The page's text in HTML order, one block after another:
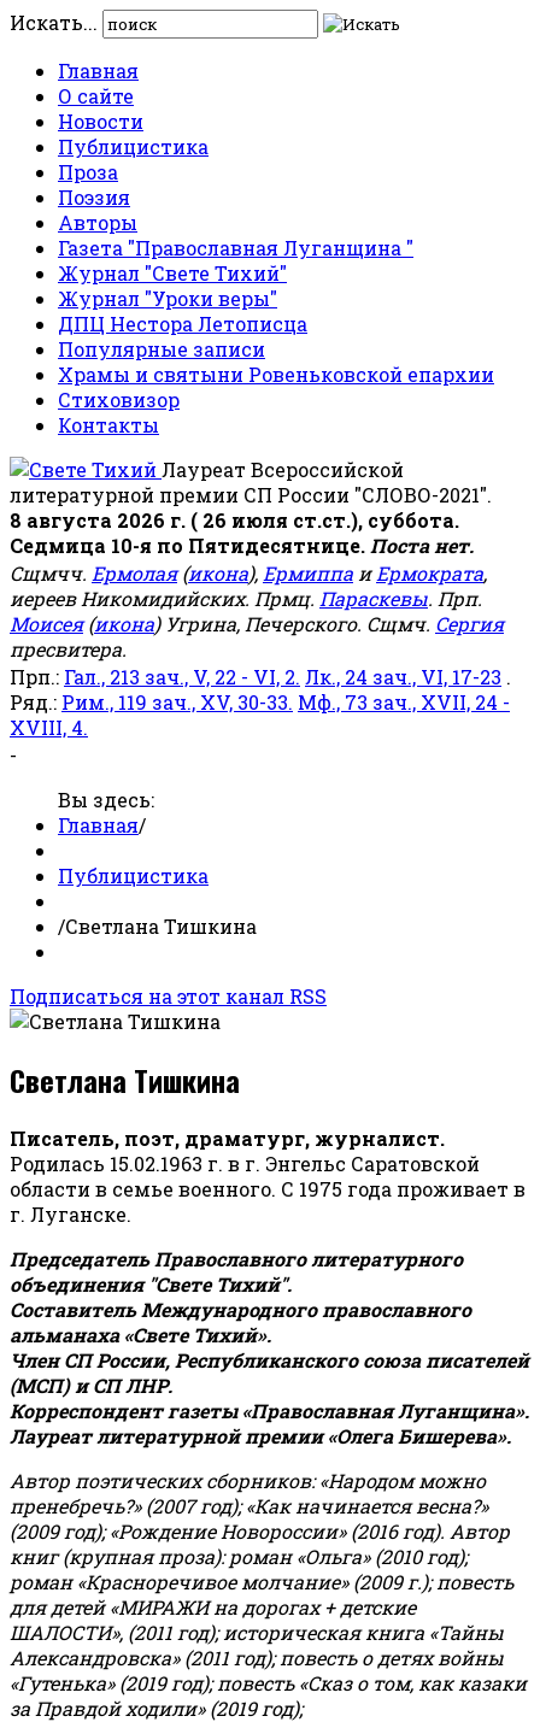
Искать...
Главная
О сайте
Новости
Публицистика
Проза
Поэзия
Авторы
Газета "Православная Луганщина "
Журнал "Свете Тихий"
Журнал "Уроки веры"
ДПЦ Нестора Летописца
Популярные записи
Храмы и святыни Ровеньковской епархии
Стиховизор
Контакты
Лауреат Всероссийской
литературной премии СП России "СЛОВО-2021".
8 августа 2026 г. ( 26 июля ст.ст.), суббота.
Седмица 10-я по Пятидесятнице. Поста нет.
Сщмчч. Ермолая(икона), Ермиппа иЕрмократа,
иереев Никомидийских. Прмц. Параскевы. Прп.
Моисея(икона) Угрина, Печерского. Сщмч. Сергия
пресвитера.
Прп.: Гал., 213 зач., V, 22 - VI, 2. Лк., 24 зач., VI, 17-23 .
Ряд.: Рим., 119 зач., XV, 30-33. Мф., 73 зач., XVII, 24 -
XVIII, 4.
-
Вы здесь:
Главная/
Публицистика
/Светлана Тишкина
Подписаться на этот канал RSS
Светлана Тишкина
Писатель, поэт, драматург, журналист.
Родилась 15.02.1963 г. в г. Энгельс Саратовской
области в семье военного. С 1975 года проживает в
г. Луганске.
Председатель Православного литературного
объединения "Свете Тихий".
Составитель Международного православного
альманаха «Свете Тихий».
Член СП России, Республиканского союза писателей
(МСП) и СП ЛНР.
Корреспондент газеты «Православная Луганщина».
Лауреат литературной премии «Олега Бишерева».
Автор поэтических сборников: «Народом можно
пренебречь?» (2007 год); «Как начинается весна?»
(2009 год); «Рождение Новороссии» (2016 год). Автор
книг (крупная проза): роман «Ольга» (2010 год);
роман «Красноречивое молчание» (2009 г.); повесть
для детей «МИРАЖИ на дорогах + детские
ШАЛОСТИ», (2011 год); историческая книга «Тайны
Александровска» (2011 год); повесть о детях войны
«Гутенька» (2019 год); повесть «Сказ о том, как казаки
за Правдой ходили» (2019 год);